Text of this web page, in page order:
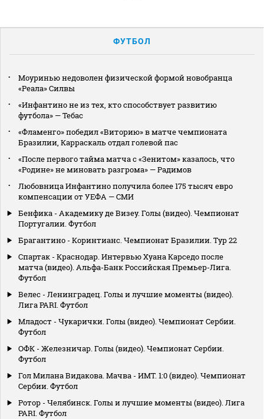
ФУТБОЛ
Моуринью недоволен физической формой новобранца
«Реала» Силвы
«Инфантино не из тех, кто способствует развитию
футбола» — Тебас
«Фламенго» победил «Виторию» в матче чемпионата
Бразилии, Карраскаль отдал голевой пас
«После первого тайма матча с «Зенитом» казалось, что
«Родине» не миновать разгрома» — Радимов
Любовница Инфантино получила более 175 тысяч евро
компенсации от УЕФА — СМИ
Бенфика - Академику де Визеу. Голы (видео). Чемпионат
Португалии. Футбол
Брагантино - Коринтианс. Чемпионат Бразилии. Тур 22
Спартак - Краснодар. Интервью Хуана Карседо после
матча (видео). Альфа-Банк Российская Премьер-Лига.
Футбол
Велес - Ленинградец. Голы и лучшие моменты (видео).
Лига PARI. Футбол
Младост - Чукарички. Голы (видео). Чемпионат Сербии.
Футбол
ОФК - Железничар. Голы (видео). Чемпионат Сербии.
Футбол
Гол Милана Видакова. Мачва - ИМТ. 1:0 (видео). Чемпионат
Сербии. Футбол
Ротор - Челябинск. Голы и лучшие моменты (видео). Лига
PARI. Футбол